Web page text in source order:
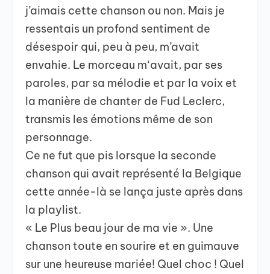
j’aimais cette chanson ou non. Mais je
ressentais un profond sentiment de
désespoir qui, peu à peu, m’avait
envahie. Le morceau m‘avait, par ses
paroles, par sa mélodie et par la voix et
la manière de chanter de Fud Leclerc,
transmis les émotions même de son
personnage.
Ce ne fut que pis lorsque la seconde
chanson qui avait représenté la Belgique
cette année-là se lança juste après dans
la playlist.
« Le Plus beau jour de ma vie ». Une
chanson toute en sourire et en guimauve
sur une heureuse mariée! Quel choc ! Quel